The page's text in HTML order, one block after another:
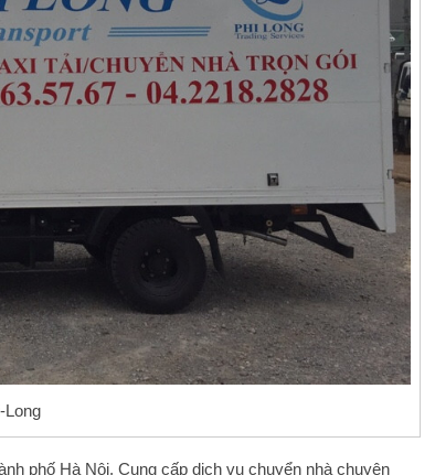
Long
phố Hà Nội. Cung cấp dịch vụ chuyển nhà chuyên